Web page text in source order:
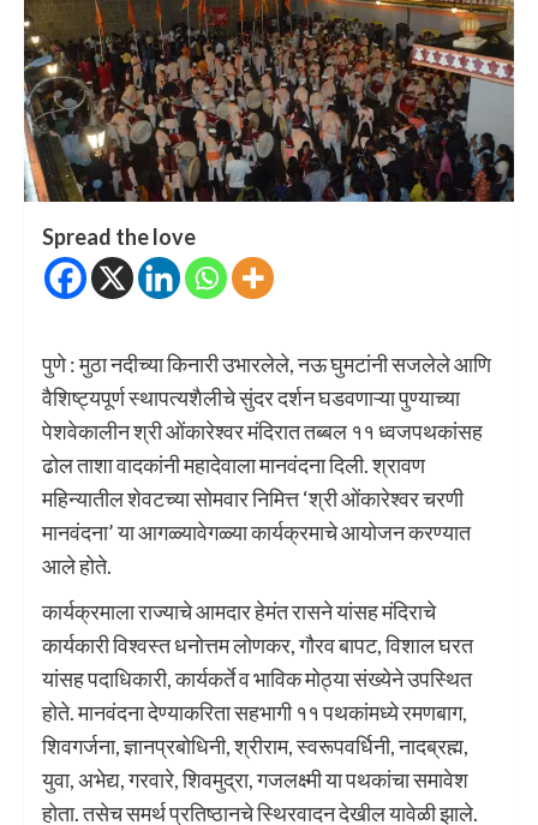
Spread the love
पुणे : मुठा नदीच्या किनारी उभारलेले, नऊ घुमटांनी सजलेले आणि
वैशिष्ट्यपूर्ण स्थापत्यशैलीचे सुंदर दर्शन घडवणाऱ्या पुण्याच्या
पेशवेकालीन श्री ओंकारेश्वर मंदिरात तब्बल ११ ध्वजपथकांसह
ढोल ताशा वादकांनी महादेवाला मानवंदना दिली. श्रावण
महिन्यातील शेवटच्या सोमवार निमित्त ‘श्री ओंकारेश्वर चरणी
मानवंदना’ या आगळ्यावेगळ्या कार्यक्रमाचे आयोजन करण्यात
आले होते.
कार्यक्रमाला राज्याचे आमदार हेमंत रासने यांसह मंदिराचे
कार्यकारी विश्वस्त धनोत्तम लोणकर, गौरव बापट, विशाल घरत
यांसह पदाधिकारी, कार्यकर्ते व भाविक मोठ्या संख्येने उपस्थित
होते. मानवंदना देण्याकरिता सहभागी ११ पथकांमध्ये रमणबाग,
शिवगर्जना, ज्ञानप्रबोधिनी, श्रीराम, स्वरूपवर्धिनी, नादब्रह्म,
युवा, अभेद्य, गरवारे, शिवमुद्रा, गजलक्ष्मी या पथकांचा समावेश
होता. तसेच समर्थ प्रतिष्ठानचे स्थिरवादन देखील यावेळी झाले.